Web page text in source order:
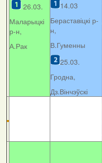
26.03.
Маларыцкі
р-н,
А.Рак
14.03
Бераставіцкі р-
н,
В.Гуменны
25.03.
Гродна,
Дз.Вінчэўскі